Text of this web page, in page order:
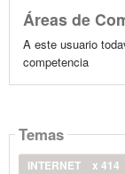
Áreas de
A este usuario
competencia
Temas
INTERNET
x 414